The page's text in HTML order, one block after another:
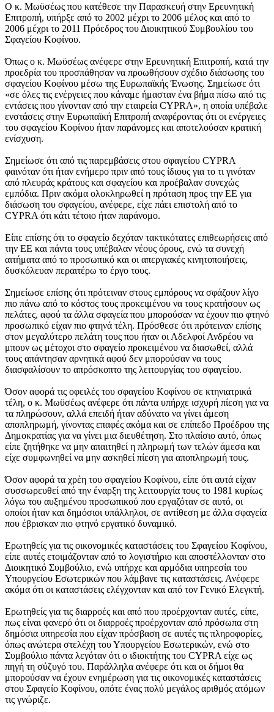
Ο κ. Μωϋσέως που κατέθεσε την Παρασκευή στην Ερευνητική
Επιτροπή, υπήρξε από το 2002 μέχρι το 2006 μέλος και από το
2006 μέχρι το 2011 Πρόεδρος του Διοικητικού Συμβουλίου του
Σφαγείου Κοφίνου.
Όπως ο κ. Μωϋσέως ανέφερε στην Ερευνητική Επιτροπή, κατά την
προεδρία του προσπάθησαν να προωθήσουν σχέδιο διάσωσης του
σφαγείου Κοφίνου μέσω της Ευρωπαϊκής Ένωσης. Σημείωσε ότι
«σε όλες τις ενέργειες που κάναμε ήμασταν ένα βήμα πίσω από τις
εντάσεις που γίνονταν από την εταιρεία CYPRA», η οποία υπέβαλε
ενστάσεις στην Ευρωπαϊκή Επιτροπή αναφέροντας ότι οι ενέργειες
του σφαγείου Κοφίνου ήταν παράνομες και αποτελούσαν κρατική
ενίσχυση.
Σημείωσε ότι από τις παρεμβάσεις στου σφαγείου CYPRA
φαινόταν ότι ήταν ενήμερο πριν από τους ίδιους για το τι γινόταν
από πλευράς κράτους και σφαγείου και προέβαλαν συνεχώς
εμπόδια. Πριν ακόμα ολοκληρωθεί η πρόταση προς την ΕΕ για
διάσωση του σφαγείου, ανέφερε, είχε πάει επιστολή από το
CYPRA ότι κάτι τέτοιο ήταν παράνομο.
Είπε επίσης ότι το σφαγείο δεχόταν τακτικότατες επιθεωρήσεις από
την ΕΕ και πάντα τους υπέβαλαν νέους όρους, ενώ τα συνεχή
αιτήματα από το προσωπικό και οι απεργιακές κινητοποιήσεις,
δυσκόλευαν περαιτέρω το έργο τους.
Σημείωσε επίσης ότι πρότειναν στους εμπόρους να σφάζουν λίγο
πιο πάνω από το κόστος τους προκειμένου να τους κρατήσουν ως
πελάτες, αφού τα άλλα σφαγεία που μπορούσαν να έχουν πιο φτηνό
προσωπικό είχαν πιο φτηνά τέλη. Πρόσθεσε ότι πρότειναν επίσης
στον μεγαλύτερο πελάτη τους που ήταν οι Αδελφοί Ανδρέου να
μπουν ως μέτοχοι στο σφαγείο προκειμένου να διασωθεί, αλλά
τους απάντησαν αρνητικά αφού δεν μπορούσαν να τους
διασφαλίσουν το απρόσκοπτο της λειτουργίας του σφαγείου.
Όσον αφορά τις οφειλές του σφαγείου Κοφίνου σε κτηνιατρικά
τέλη, ο κ. Μωϋσέως ανέφερε ότι πάντα υπήρχε ισχυρή πίεση για να
τα πληρώσουν, αλλά επειδή ήταν αδύνατο να γίνει άμεση
αποπληρωμή, γίνοντας επαφές ακόμα και σε επίπεδο Προέδρου της
Δημοκρατίας για να γίνει μια διευθέτηση. Στο πλαίσιο αυτό, όπως
είπε ζητήθηκε να μην απαιτηθεί η πληρωμή των τελών άμεσα και
είχε συμφωνηθεί να μην ασκηθεί πίεση για αποπληρωμή τους.
Όσον αφορά τα χρέη του σφαγείου Κοφίνου, είπε ότι αυτά είχαν
συσσωρευθεί από την έναρξη της λειτουργία τους το 1981 κυρίως
λόγω του αυξημένου προσωπικού που εργαζόταν σε αυτό, οι
οποίοι ήταν και δημόσιοι υπάλληλοι, σε αντίθεση με άλλα σφαγεία
που έβρισκαν πιο φτηνό εργατικό δυναμικό.
Ερωτηθείς για τις οικονομικές καταστάσεις του Σφαγείου Κοφίνου,
είπε αυτές ετοιμάζονταν από το λογιστήριο και αποστέλλονταν στο
Διοικητικό Συμβούλιο, ενώ υπήρχε και αρμόδια υπηρεσία του
Υπουργείου Εσωτερικών που λάμβανε τις καταστάσεις. Ανέφερε
ακόμα ότι οι καταστάσεις ελέγχονταν και από τον Γενικό Ελεγκτή.
Ερωτηθείς για τις διαρροές και από που προέρχονταν αυτές, είπε,
πως είναι φανερό ότι οι διαρροές προέρχονταν από πρόσωπα στη
δημόσια υπηρεσία που είχαν πρόσβαση σε αυτές τις πληροφορίες,
όπως ανώτερα στελέχη του Υπουργείου Εσωτερικών, ενώ στο
Συμβούλιο πάντα λεγόταν ότι ο ιδιοκτήτης του CYPRA είχε ως
πηγή τη σύζυγό του. Παράλληλα ανέφερε ότι και οι δήμοι θα
μπορούσαν να έχουν ενημέρωση για τις οικονομικές καταστάσεις
στου Σφαγείο Κοφίνου, οπότε ένας πολύ μεγάλος αριθμός ατόμων
τις γνώριζε.